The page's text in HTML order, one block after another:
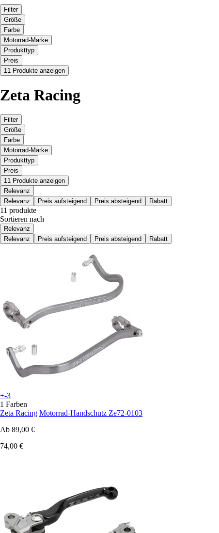
Filter
Größe
Farbe
Motorrad-Marke
Produkttyp
Preis
11 Produkte anzeigen
Zeta Racing
Filter
Größe
Farbe
Motorrad-Marke
Produkttyp
Preis
11 Produkte anzeigen
Relevanz
Relevanz
Preis aufsteigend Preis absteigend Rabatt
11 produkte
Sortieren nach
Relevanz
Relevanz
Preis aufsteigend Preis absteigend Rabatt
+-3
1 Farben
Zeta Racing Motorrad-Handschutz Ze72-0103
Ab 89,00 €
74,00 €